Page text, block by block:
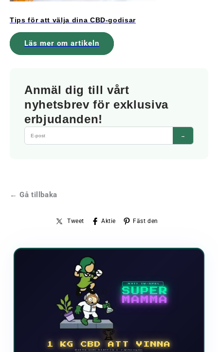
Tips för att välja dina CBD-godisar
Läs mer om artikeln
Anmäl dig till vårt
nyhetsbrev för exklusiva
erbjudanden!
→
← Gå tillbaka
Tweet Aktie Fäst den
NYTT TV-SPEL
SUPER
MAMMA
🏆
1 KG CBD ATT VINNA
Delta och klättra i rankingen